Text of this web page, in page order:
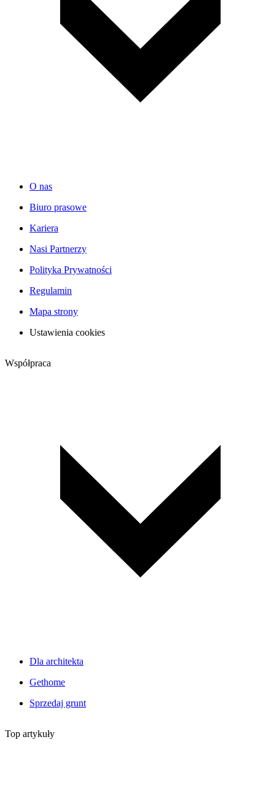
O nas
Biuro prasowe
Kariera
Nasi Partnerzy
Polityka Prywatności
Regulamin
Mapa strony
Ustawienia cookies
Współpraca
Dla architekta
Gethome
Sprzedaj grunt
Top artykuły